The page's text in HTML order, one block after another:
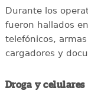
Durante los
fueron hallados
telefónicos,
cargadores y
Droga y celulares